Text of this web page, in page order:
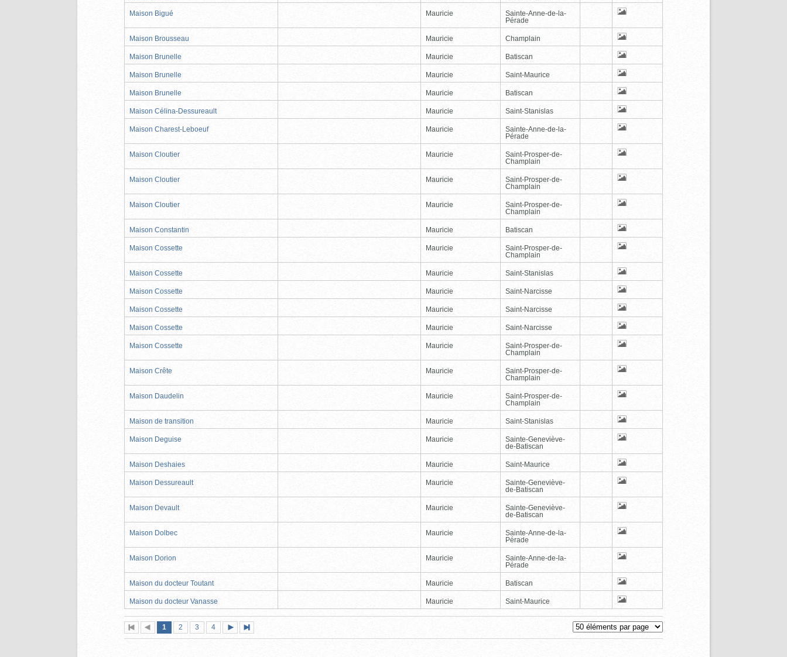
Maison Bigué Mauricie
Sainte-Anne-de-la-
Pérade
Maison Brousseau Mauricie Champlain
Maison Brunelle Mauricie Batiscan
Maison Brunelle Mauricie Saint-Maurice
Maison Brunelle Mauricie Batiscan
Maison Célina-Dessureault Mauricie Saint-Stanislas
Maison Charest-Leboeuf Mauricie
Sainte-Anne-de-la-
Pérade
Maison Cloutier Mauricie
Saint-Prosper-de-
Champlain
Maison Cloutier Mauricie
Saint-Prosper-de-
Champlain
Maison Cloutier Mauricie
Saint-Prosper-de-
Champlain
Maison Constantin Mauricie Batiscan
Maison Cossette Mauricie
Saint-Prosper-de-
Champlain
Maison Cossette Mauricie Saint-Stanislas
Maison Cossette Mauricie Saint-Narcisse
Maison Cossette Mauricie Saint-Narcisse
Maison Cossette Mauricie Saint-Narcisse
Maison Cossette Mauricie
Saint-Prosper-de-
Champlain
Maison Crête Mauricie
Saint-Prosper-de-
Champlain
Maison Daudelin Mauricie
Saint-Prosper-de-
Champlain
Maison de transition Mauricie Saint-Stanislas
Maison Deguise Mauricie
Sainte-Geneviève-
de-Batiscan
Maison Deshaies Mauricie Saint-Maurice
Maison Dessureault Mauricie
Sainte-Geneviève-
de-Batiscan
Maison Devault Mauricie
Sainte-Geneviève-
de-Batiscan
Maison Dolbec Mauricie
Sainte-Anne-de-la-
Pérade
Maison Dorion Mauricie
Sainte-Anne-de-la-
Pérade
Maison du docteur Toutant Mauricie Batiscan
Maison du docteur Vanasse Mauricie Saint-Maurice
Première
page
Page
précédente
Page
1 (page
actuelle)
Page
2 Page
3 Page
4
suivante
page